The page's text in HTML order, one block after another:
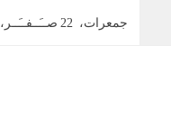
جمعرات، 22 صــَــفــَــر،